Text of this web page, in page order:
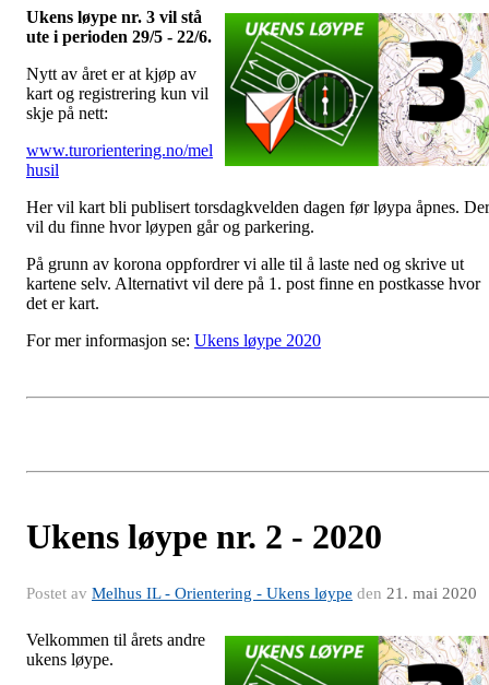
Ukens løype nr. 3 vil stå
ute i perioden 29/5 - 22/6.
Nytt av året er at kjøp av
kart og registrering kun vil
skje på nett:
www.turorientering.no/mel
husil
Her vil kart bli publisert torsdagkvelden dagen før løypa åpnes. Der
vil du finne hvor løypen går og parkering.
På grunn av korona oppfordrer vi alle til å laste ned og skrive ut
kartene selv. Alternativt vil dere på 1. post finne en postkasse hvor
det er kart.
For mer informasjon se: Ukens løype 2020
Ukens løype nr. 2 - 2020
Postet av Melhus IL - Orientering - Ukens løype den 21. mai 2020
Velkommen til årets andre
ukens løype.